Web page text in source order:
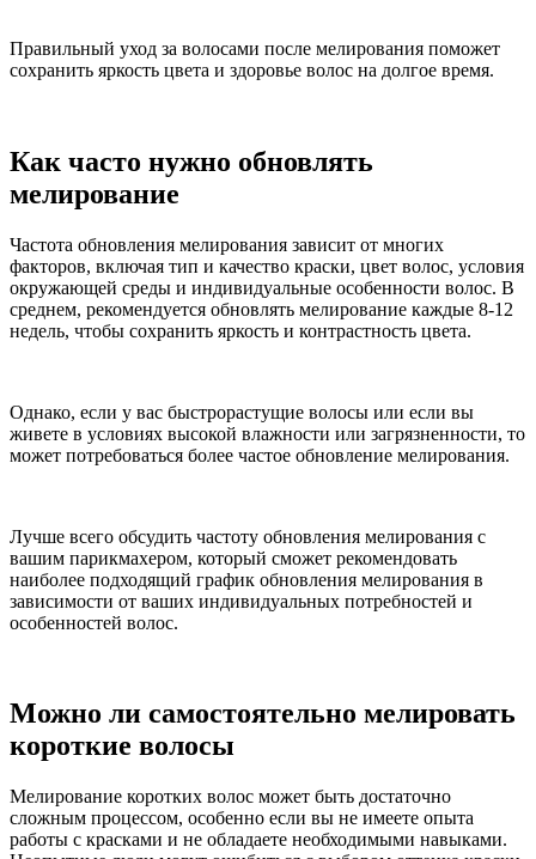
Правильный уход за волосами после мелирования поможет
сохранить яркость цвета и здоровье волос на долгое время.
Как часто нужно обновлять
мелирование
Частота обновления мелирования зависит от многих
факторов, включая тип и качество краски, цвет волос, условия
окружающей среды и индивидуальные особенности волос. В
среднем, рекомендуется обновлять мелирование каждые 8-12
недель, чтобы сохранить яркость и контрастность цвета.
Однако, если у вас быстрорастущие волосы или если вы
живете в условиях высокой влажности или загрязненности, то
может потребоваться более частое обновление мелирования.
Лучше всего обсудить частоту обновления мелирования с
вашим парикмахером, который сможет рекомендовать
наиболее подходящий график обновления мелирования в
зависимости от ваших индивидуальных потребностей и
особенностей волос.
Можно ли самостоятельно мелировать
короткие волосы
Мелирование коротких волос может быть достаточно
сложным процессом, особенно если вы не имеете опыта
работы с красками и не обладаете необходимыми навыками.